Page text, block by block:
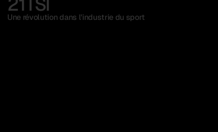
Une révolution dans l'industrie du sport